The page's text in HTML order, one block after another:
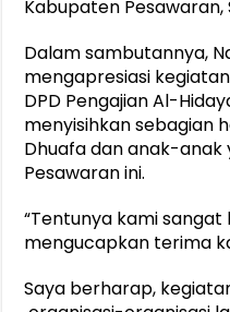
Kabupaten Pesawaran,
Dalam sambutannya,
mengapresiasi
DPD Pengajian Al-
menyisihkan sebagian
Dhuafa dan anak-
Pesawaran ini.
“Tentunya kami
mengucapkan terima
Saya berharap,